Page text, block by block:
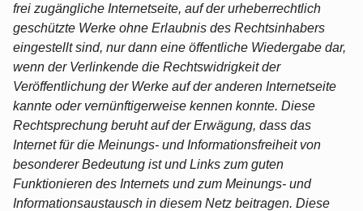
frei zugängliche Internetseite, auf der urheberrechtlich
geschützte Werke ohne Erlaubnis des Rechtsinhabers
eingestellt sind, nur dann eine öffentliche Wiedergabe dar,
wenn der Verlinkende die Rechtswidrigkeit der
Veröffentlichung der Werke auf der anderen Internetseite
kannte oder vernünftigerweise kennen konnte. Diese
Rechtsprechung beruht auf der Erwägung, dass das
Internet für die Meinungs- und Informationsfreiheit von
besonderer Bedeutung ist und Links zum guten
Funktionieren des Internets und zum Meinungs- und
Informationsaustausch in diesem Netz beitragen. Diese